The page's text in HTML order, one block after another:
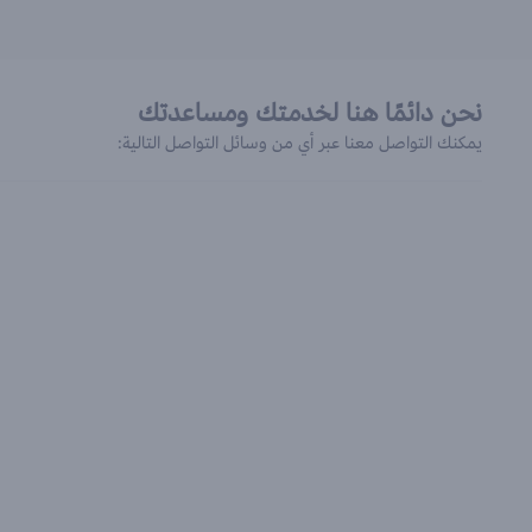
نحن دائمًا هنا لخدمتك ومساعدتك
يمكنك التواصل معنا عبر أي من وسائل التواصل التالية: